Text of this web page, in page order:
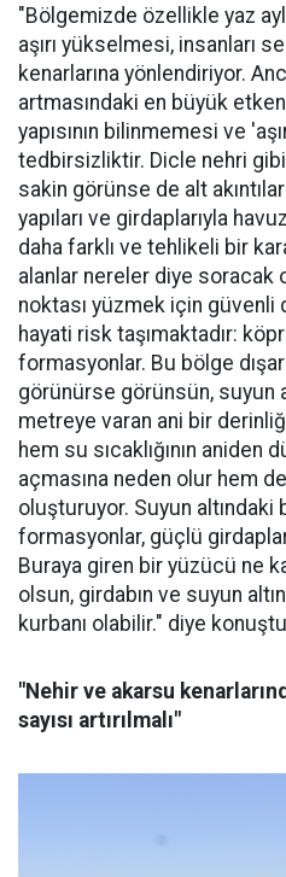
"Bölgemizde özellikle yaz
aşırı yükselmesi, insanları
kenarlarına yönlendiriyor.
artmasındaki en büyük
yapısının bilinmemesi ve
tedbirsizliktir. Dicle nehri gibi
sakin görünse de alt
yapıları ve girdaplarıyla
daha farklı ve tehlikeli bir
alanlar nereler diye soracak
noktası yüzmek için
hayati risk taşımaktadır:
formasyonlar. Bu bölge
görünürse görünsün, suyun
metreye varan ani bir
hem su sıcaklığının aniden
açmasına neden olur hem
oluşturuyor. Suyun altındaki
formasyonlar, güçlü
Buraya giren bir yüzücü ne
olsun, girdabın ve suyun
kurbanı olabilir." diye
"Nehir ve akarsu
sayısı artırılmalı"